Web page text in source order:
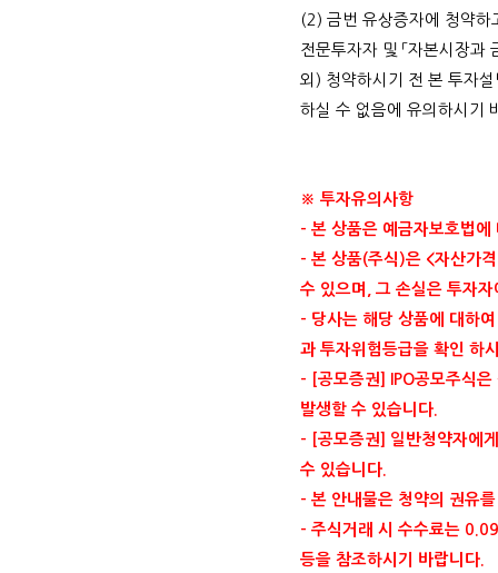
(2) 금번 유상증자에 청약하
전문투자자 및 「자본시장과
외 ) 청약하시기 전 본 투자
하실 수 없음에 유의하시기
※ 투자유의사항
- 본 상품은 예금자보호법에
- 본 상품(주식 )은 <자산가
수 있으며
그 손실은 투자
- 당사는 해당 상품에 대하
과 투자위험등급을 확인 하
- [ 공모증권 ] IPO공모주식은
발생할 수 있습니다
- [ 공모증권
일반청약자에
수 있습니다
- 본 안내물은 청약의 권유
- 주식거래 시 수수료는
등을 참조하시기 바랍니다